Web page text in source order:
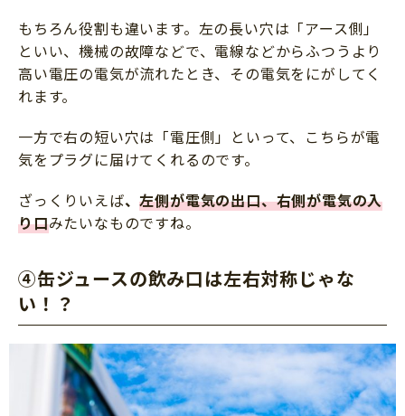
もちろん役割も違います。左の長い穴は「アース側」
といい、機械の故障などで、電線などからふつうより
高い電圧の電気が流れたとき、その電気をにがしてく
れます。
一方で右の短い穴は「電圧側」といって、こちらが電
気をプラグに届けてくれるのです。
ざっくりいえば、左側が電気の出口、右側が電気の入
り口みたいなものですね。
④缶ジュースの飲み口は左右対称じゃな
い！？